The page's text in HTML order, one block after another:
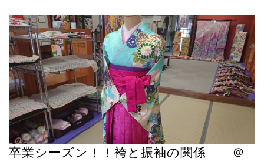
卒業シーズン！！袴と振袖の関係 ＠